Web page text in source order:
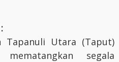
Tapanuli Utara (Taput)
segala